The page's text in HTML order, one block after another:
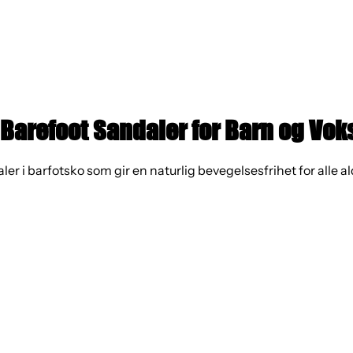
Sandaler for Barn og
i barfotsko som gir en naturlig bevegelsesfrihet for alle